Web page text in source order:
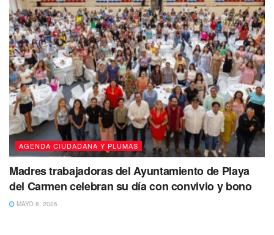
AGENDA CIUDADANA Y PLUMAS
Madres trabajadoras del Ayuntamiento de Playa
del Carmen celebran su día con convivio y bono
MAYO 8, 2026